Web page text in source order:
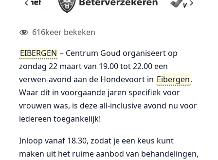
616keer bekeken
EIBERGEN – Centrum Goud organiseert op
zondag 22 maart van 19.00 tot 22.00 een
verwen-avond aan de Hondevoort in Eibergen.
Waar dit in voorgaande jaren specifiek voor
vrouwen was, is deze all-inclusive avond nu voor
iedereen toegankelijk!
Inloop vanaf 18.30, zodat je een keus kunt
maken uit het ruime aanbod van behandelingen,